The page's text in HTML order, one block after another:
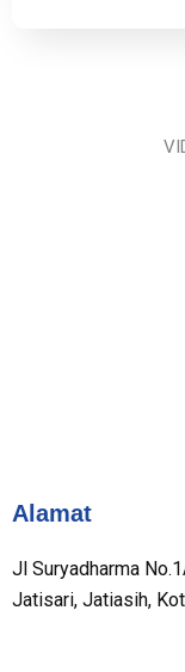
Alamat
Jl Suryadharma
Jatisari, Jatiasih,